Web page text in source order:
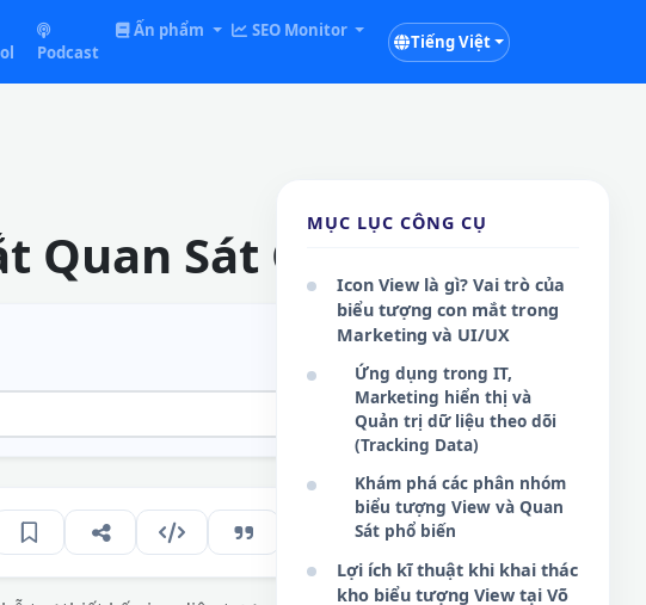
Podcast
Ấn phẩm SEO Monitor
Tiếng Việt
Sát Online
288
MỤC LỤC CÔNG CỤ
Icon View là gì? Vai trò của
biểu tượng con mắt trong
Marketing và UI/UX
Ứng dụng trong IT,
Marketing hiển thị và
Quản trị dữ liệu theo dõi
(Tracking Data)
Khám phá các phân nhóm
biểu tượng View và Quan
Sát phổ biến
Lợi ích kĩ thuật khi khai thác
kho biểu tượng View tại Võ